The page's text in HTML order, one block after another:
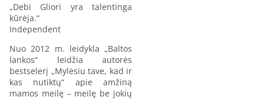
„Debi Gliori yra talentinga
kūrėja.“
Independent
Nuo 2012 m. leidykla „Baltos
lankos“ leidžia autorės
bestselerį „Mylėsiu tave, kad ir
kas nutiktų“ apie amžiną
mamos meilę – meilę be jokių